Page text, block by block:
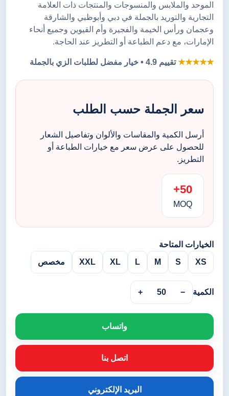
الموحد والملابس والمنسوجات والمنتجات ذات العلامة
التجارية والتوريد بالجملة في دبي وأبوظبي والشارقة
وعجمان ورأس الخيمة والفجيرة وأم القيوين وجميع أنحاء
الإمارات، مع دعم الطباعة أو التطريز عند الحاجة.
★★★★★تقييم 4.9 • خيار مفضل لطلبات الزي بالجملة
سعر الجملة حسب الطلب
أرسل الكمية والمقاسات والألوان وتفاصيل الشعار
للحصول على عرض سعر مع خيارات الطباعة أو
التطريز.
50+
MOQ
الخيارات المتاحة
XS
S
M
L
XL
XXL مخصص
الكمية −
50
+
واتساب
اتصل بنا
البريد الإلكتروني